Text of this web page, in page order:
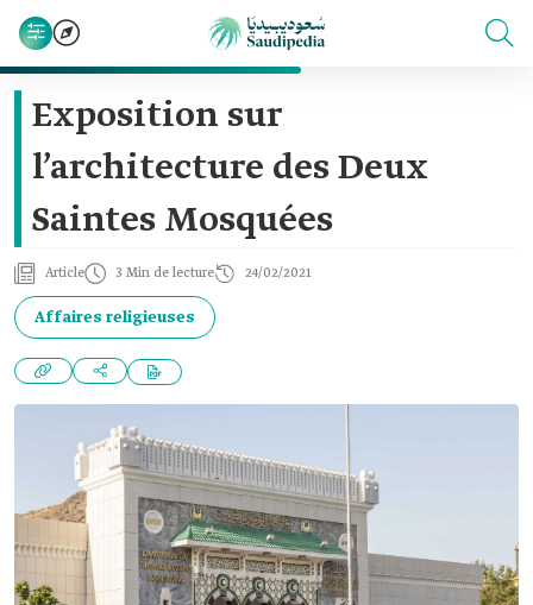
Exposition sur
l’architecture des Deux
Saintes Mosquées
Article 3 Min de lecture 24/02/2021
Affaires religieuses